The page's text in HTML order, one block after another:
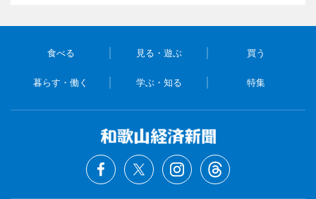
食べる 見る・遊ぶ 買う
暮らす・働く 学ぶ・知る 特集